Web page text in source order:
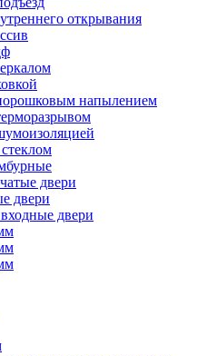
открывания
напылением
двери
двери
двери